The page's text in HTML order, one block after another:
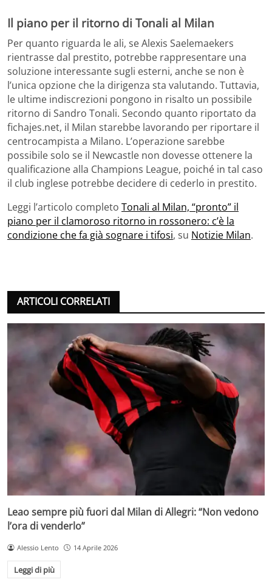
Il piano per il ritorno di Tonali al Milan
Per quanto riguarda le ali, se Alexis Saelemaekers
rientrasse dal prestito, potrebbe rappresentare una
soluzione interessante sugli esterni, anche se non è
l’unica opzione che la dirigenza sta valutando. Tuttavia,
le ultime indiscrezioni pongono in risalto un possibile
ritorno di Sandro Tonali. Secondo quanto riportato da
fichajes.net, il Milan starebbe lavorando per riportare il
centrocampista a Milano. L’operazione sarebbe
possibile solo se il Newcastle non dovesse ottenere la
qualificazione alla Champions League, poiché in tal caso
il club inglese potrebbe decidere di cederlo in prestito.
Leggi l’articolo completo Tonali al Milan, “pronto” il
piano per il clamoroso ritorno in rossonero: c’è la
condizione che fa già sognare i tifosi, su Notizie Milan.
ARTICOLI CORRELATI
Leao sempre più fuori dal Milan di Allegri: “Non vedono
l’ora di venderlo”
Alessio Lento 14 Aprile 2026
Leggi di più